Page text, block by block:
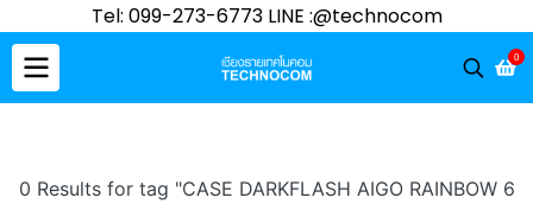
Tel: 099-273-6773 LINE :@technocom
0
0 Results for tag "CASE DARKFLASH AIGO RAINBOW 6